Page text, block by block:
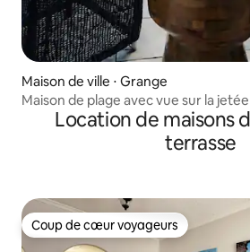
Maison de ville ⋅ Grange
Maison de plage avec vue sur la
proximité de LIV Golf !
Location de maisons
terrasse
Coup de cœur voyageurs
Coup de cœur voyageurs